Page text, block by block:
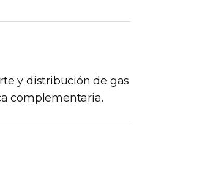
y distribución de gas
complementaria.